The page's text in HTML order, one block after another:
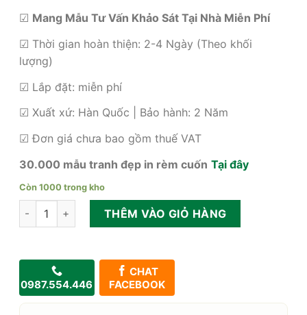
☑ Mang Mẫu Tư Vấn Khảo Sát Tại Nhà Miễn Phí
☑ Thời gian hoàn thiện: 2-4 Ngày (Theo khối
lượng)
☑ Lắp đặt: miễn phí
☑ Xuất xứ: Hàn Quốc | Bảo hành: 2 Năm
☑ Đơn giá chưa bao gồm thuế VAT
30.000 mẫu tranh đẹp in rèm cuốn Tại đây
Còn 1000 trong kho
Lắp đặt rèm cuốn chống nắng giá rẻ tphcm số lượng
THÊM VÀO GIỎ HÀNG
0987.554.446
CHAT
FACEBOOK